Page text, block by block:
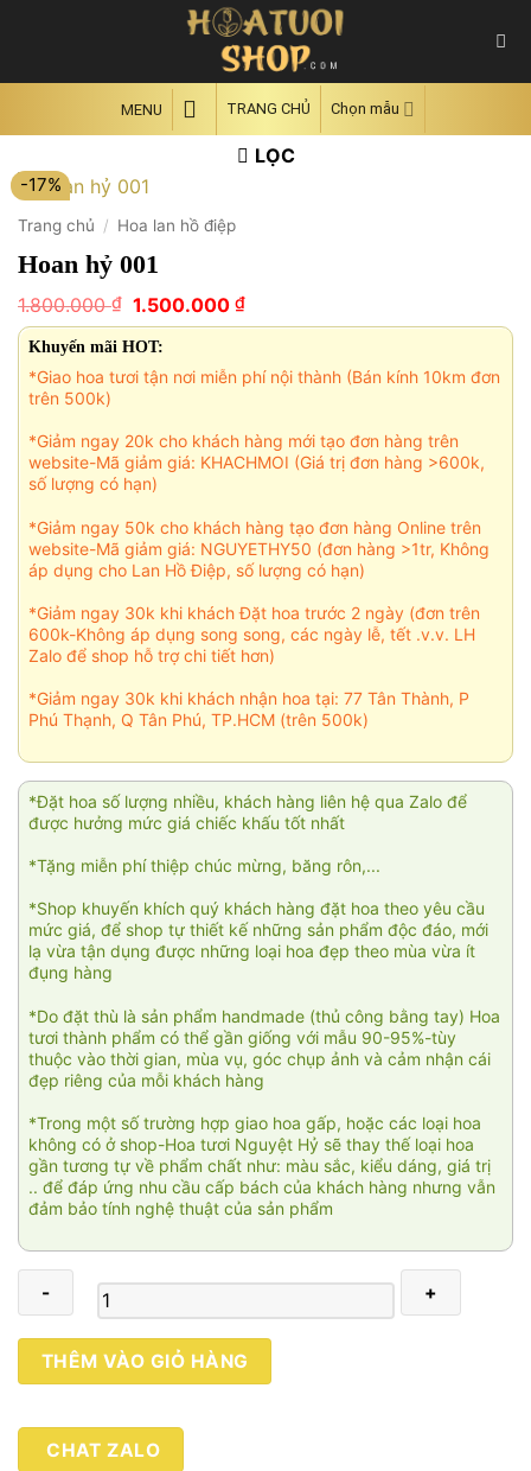
MENU TRANG CHỦ Chọn mẫu
LỌC
-17%
Trang chủ / Hoa lan hồ điệp
Hoan hỷ 001
1.800.000₫ Giá
gốc
là:
1.800.000 ₫.
1.500.000 ₫Giá
hiện
1.500.000 ₫.
Khuyến mãi HOT:
*Giao hoa tươi tận nơi miễn phí nội thành (Bán kính 10km đơn
trên 500k)
*Giảm ngay 20k cho khách hàng mới tạo đơn hàng trên
website-Mã giảm giá: KHACHMOI (Giá trị đơn hàng >600k,
số lượng có hạn)
*Giảm ngay 50k cho khách hàng tạo đơn hàng Online trên
website-Mã giảm giá: NGUYETHY50 (đơn hàng >1tr, Không
áp dụng cho Lan Hồ Điệp, số lượng có hạn)
*Giảm ngay 30k khi khách Đặt hoa trước 2 ngày (đơn trên
600k-Không áp dụng song song, các ngày lễ, tết .v.v. LH
Zalo để shop hỗ trợ chi tiết hơn)
*Giảm ngay 30k khi khách nhận hoa tại: 77 Tân Thành, P
Phú Thạnh, Q Tân Phú, TP.HCM (trên 500k)
*Đặt hoa số lượng nhiều, khách hàng liên hệ qua Zalo để
được hưởng mức giá chiếc khấu tốt nhất
*Tặng miễn phí thiệp chúc mừng, băng rôn,...
*Shop khuyến khích quý khách hàng đặt hoa theo yêu cầu
mức giá, để shop tự thiết kế những sản phẩm độc đáo, mới
lạ vừa tận dụng được những loại hoa đẹp theo mùa vừa ít
đụng hàng
*Do đặt thù là sản phẩm handmade (thủ công bằng tay) Hoa
tươi thành phẩm có thể gần giống với mẫu 90-95%-tùy
thuộc vào thời gian, mùa vụ, góc chụp ảnh và cảm nhận cái
đẹp riêng của mỗi khách hàng
*Trong một số trường hợp giao hoa gấp, hoặc các loại hoa
không có ở shop-Hoa tươi Nguyệt Hỷ sẽ thay thế loại hoa
gần tương tự về phẩm chất như: màu sắc, kiểu dáng, giá trị
.. để đáp ứng nhu cầu cấp bách của khách hàng nhưng vẫn
đảm bảo tính nghệ thuật của sản phẩm
Hoan
hỷ
số
lượng
THÊM VÀO GIỎ HÀNG
CHAT ZALO